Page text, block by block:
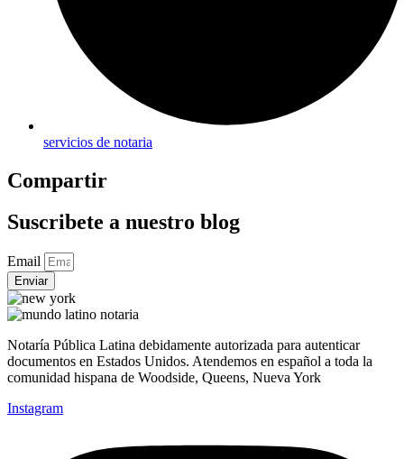
servicios de notaria
Compartir
Suscribete a nuestro blog
Email
Enviar
Notaría Pública Latina debidamente autorizada para autenticar
documentos en Estados Unidos. Atendemos en español a toda la
comunidad hispana de Woodside, Queens, Nueva York
Instagram